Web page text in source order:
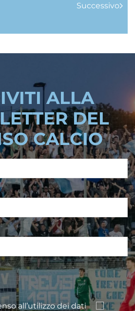
Successivo
ALLA
DEL
CALCIO
all’utilizzo dei dati